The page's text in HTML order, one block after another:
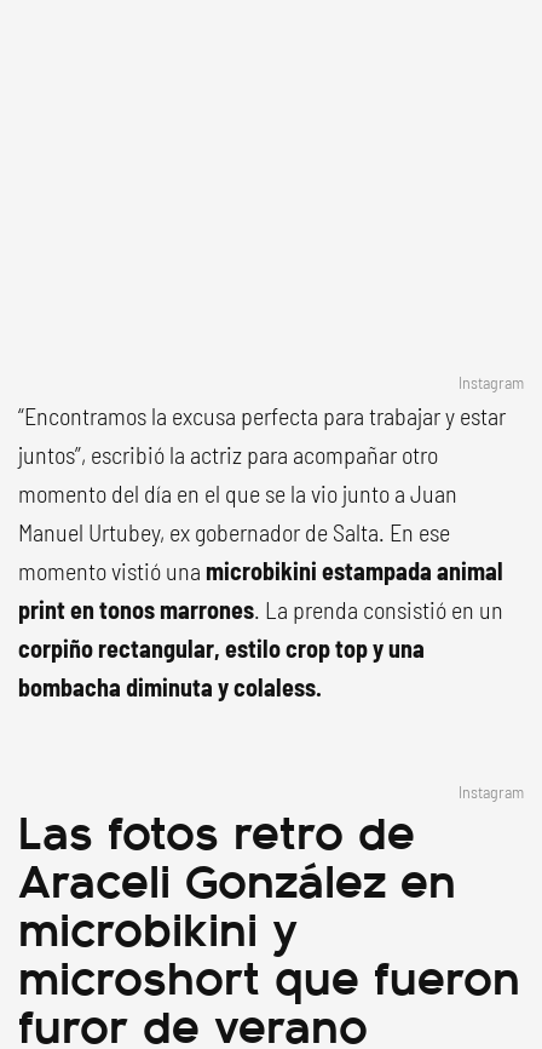
Instagram
“Encontramos la excusa perfecta para trabajar y estar
juntos”, escribió la actriz para acompañar otro
momento del día en el que se la vio junto a Juan
Manuel Urtubey, ex gobernador de Salta. En ese
momento vistió una microbikini estampada animal
print en tonos marrones. La prenda consistió en un
corpiño rectangular, estilo crop top y una
bombacha diminuta y colaless.
Instagram
Las fotos retro de
Araceli González en
microbikini y
microshort que fueron
furor de verano